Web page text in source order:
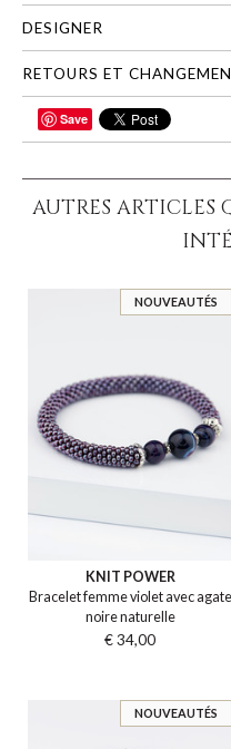
DESIGNER
RETOURS ET
PARTAGER
Save
AUTRES ARTICLES
NOUVEAUTÉS
KNIT POWER
Bracelet femme violet avec agate
noire naturelle
€ 34,00
NOUVEAUTÉS